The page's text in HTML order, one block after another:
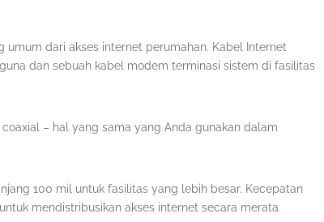
dari akses internet perumahan. Kabel Internet
dan sebuah kabel modem terminasi sistem di fasilitas
– hal yang sama yang Anda gunakan dalam
100 mil untuk fasilitas yang lebih besar. Kecepatan
mendistribusikan akses internet secara merata.